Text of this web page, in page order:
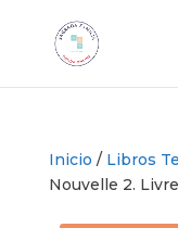
Inicio / Libros
Nouvelle 2.